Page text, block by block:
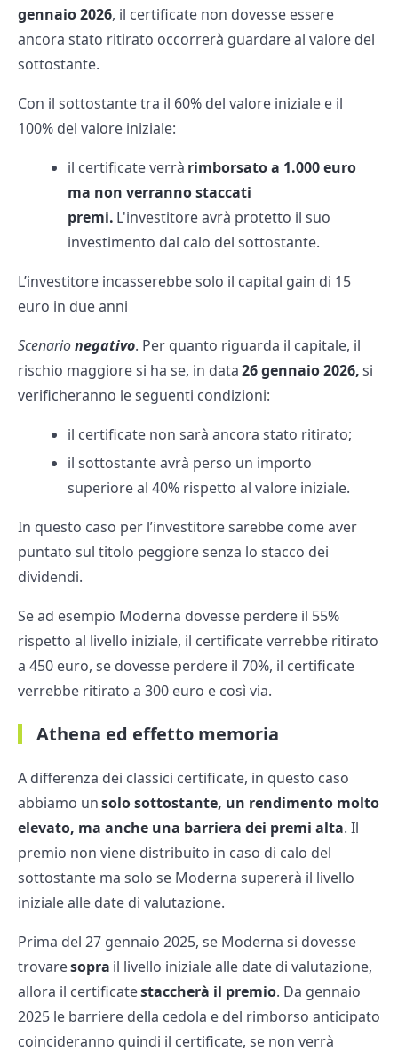
gennaio 2026, il certificate non dovesse essere
ancora stato ritirato occorrerà guardare al valore del
sottostante.
Con il sottostante tra il 60% del valore iniziale e il
100% del valore iniziale:
il certificate verrà rimborsato a 1.000 euro
ma non verranno staccati
premi. L'investitore avrà protetto il suo
investimento dal calo del sottostante.
L’investitore incasserebbe solo il capital gain di 15
euro in due anni
Scenarionegativo. Per quanto riguarda il capitale, il
rischio maggiore si ha se, in data26 gennaio 2026,si
verificheranno le seguenti condizioni:
il certificate non sarà ancora stato ritirato;
il sottostante avrà perso un importo
superiore al 40% rispetto al valore iniziale.
In questo caso per l’investitore sarebbe come aver
puntato sul titolo peggiore senza lo stacco dei
dividendi.
Se ad esempio Moderna dovesse perdere il 55%
rispetto al livello iniziale, il certificate verrebbe ritirato
a 450 euro, se dovesse perdere il 70%, il certificate
verrebbe ritirato a 300 euro e così via.
Athena ed effetto memoria
A differenza dei classici certificate, in questo caso
abbiamo unsolo sottostante, un rendimento molto
elevato, ma anche una barriera dei premi alta. Il
premio non viene distribuito in caso di calo del
sottostante ma solo se Moderna supererà il livello
iniziale alle date di valutazione.
Prima del 27 gennaio 2025, se Moderna si dovesse
trovaresopra il livello iniziale alle date di valutazione,
allora il certificatestaccherà il premio. Da gennaio
2025 le barriere della cedola e del rimborso anticipato
coincideranno quindi il certificate, se non verrà